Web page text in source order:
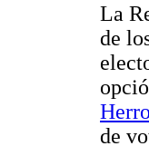
La
de
de